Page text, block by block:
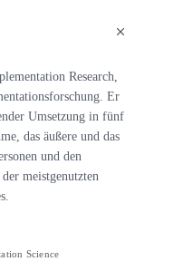
Research,
Er
Umsetzung in fünf
das äußere und das
und den
meistgenutzten
Science